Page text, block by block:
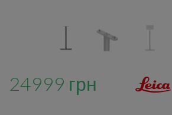
24999 грн